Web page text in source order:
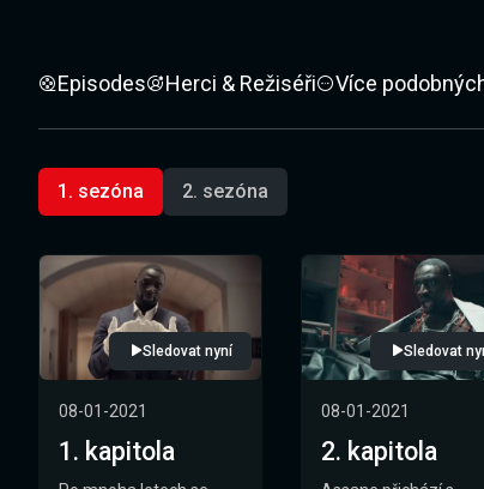
Episodes Herci & Režiséři Více
1. sezóna 2. sezóna
Sledovat nyní
08-01-2021
1. kapitola
Sledovat
08-01-2021
2. kapitola